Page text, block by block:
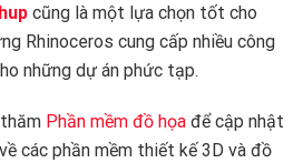
cũng là một lựa chọn tốt cho
Rhinoceros cung cấp nhiều công
những dự án phức tạp.
Phần mềm đồ họa để cập nhật
các phần mềm thiết kế 3D và đồ